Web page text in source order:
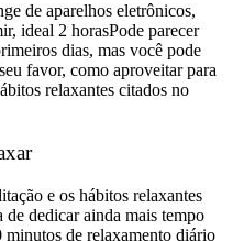
de aparelhos eletrônicos,
ideal 2 horasPode parecer
dias, mas você pode
favor, como aproveitar para
relaxantes citados no
e os hábitos relaxantes
de dedicar ainda mais tempo
minutos de relaxamento diário